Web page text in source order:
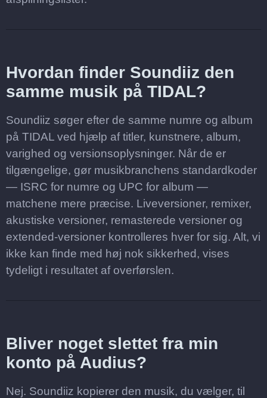
Hvordan finder Soundiiz den
samme musik på TIDAL?
Soundiiz søger efter de samme numre og album
på TIDAL ved hjælp af titler, kunstnere, album,
varighed og versionsoplysninger. Når de er
tilgængelige, gør musikbranchens standardkoder
— ISRC for numre og UPC for album —
matchene mere præcise. Liveversioner, remixer,
akustiske versioner, remasterede versioner og
extended-versioner kontrolleres hver for sig. Alt, vi
ikke kan finde med høj nok sikkerhed, vises
tydeligt i resultatet af overførslen.
Bliver noget slettet fra min
konto på Audius?
Nej. Soundiiz kopierer den musik, du vælger, til